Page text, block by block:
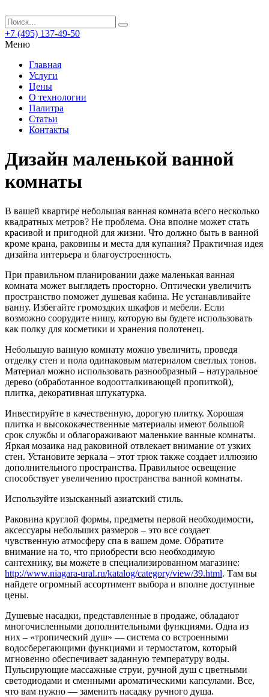
+7 (495) 137-49-50
Меню
Главная
Услуги
Цены
О технологии
Палитра
Статьи
Контакты
Дизайн маленькой ванной
комнаты
В вашей квартире небольшая ванная комната всего несколько
квадратных метров? Не проблема. Она вполне может стать
красивой и пригодной для жизни. Что должно быть в ванной
кроме крана, раковины и места для купания? Практичная идея
дизайна интерьера и благоустроенность.
При правильном планировании даже маленькая ванная
комната может выглядеть просторно. Оптически увеличить
пространство поможет душевая кабина. Не устанавливайте
ванну. Избегайте громоздких шкафов и мебели. Если
возможно соорудите нишу, которую вы будете использовать
как полку для косметики и хранения полотенец.
Небольшую ванную комнату можно увеличить, проведя
отделку стен и пола одинаковым материалом светлых тонов.
Материал можно использовать разнообразный – натуральное
дерево (обработанное водоотталкивающей пропиткой),
плитка, декоративная штукатурка.
Инвестируйте в качественную, дорогую плитку. Хорошая
плитка и высококачественные материалы имеют большой
срок службы и облагораживают маленькие ванные комнаты.
Яркая мозаика над раковиной отвлекает внимание от узких
стен. Установите зеркала – этот трюк также создает иллюзию
дополнительного пространства. Правильное освещение
способствует увеличению пространства ванной комнаты.
Используйте изысканный азиатский стиль.
Раковина круглой формы, предметы первой необходимости,
аксессуары небольших размеров – это все создает
чувственную атмосферу спа в вашем доме. Обратите
внимание на то, что приобрести всю необходимую
сантехнику, вы можете в специализированном магазине:
http://www.niagara-ural.ru/katalog/category/view/39.html. Там вы
найдете огромный ассортимент выбора и вполне доступные
цены.
Душевые насадки, представленные в продаже, обладают
многочисленными дополнительными функциями. Одна из
них – «тропический душ» — система со встроенными
водосберегающими функциями и термостатом, который
мгновенно обеспечивает заданную температуру воды.
Пульсирующие массажные струи, ручной душ с цветными
светодиодами и сменными ароматическими капсулами. Все,
что вам нужно — заменить насадку ручного душа.